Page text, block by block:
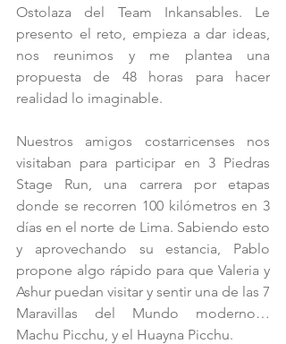
Ostolaza del Team Inkansables. Le
presento el reto, empieza a dar ideas,
nos reunimos y me plantea una
propuesta de 48 horas para hacer
realidad lo imaginable.
Nuestros amigos costarricenses nos
visitaban para participar en 3 Piedras
Stage Run, una carrera por etapas
donde se recorren 100 kilómetros en 3
días en el norte de Lima. Sabiendo esto
y aprovechando su estancia, Pablo
propone algo rápido para que Valeria y
Ashur puedan visitar y sentir una de las 7
Maravillas del Mundo moderno…
Machu Picchu, y el Huayna Picchu.